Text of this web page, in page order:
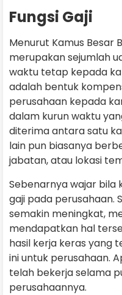
Fungsi Gaji
Menurut Kamus Besar
merupakan sejumlah
waktu tetap kepada
adalah bentuk
perusahaan kepada
dalam kurun waktu
diterima antara satu
lain pun biasanya
jabatan, atau lokasi
Sebenarnya wajar bila
gaji pada perusahaan.
semakin meningkat,
mendapatkan hal
hasil kerja keras yang
ini untuk perusahaan.
telah bekerja selama
perusahaannya.